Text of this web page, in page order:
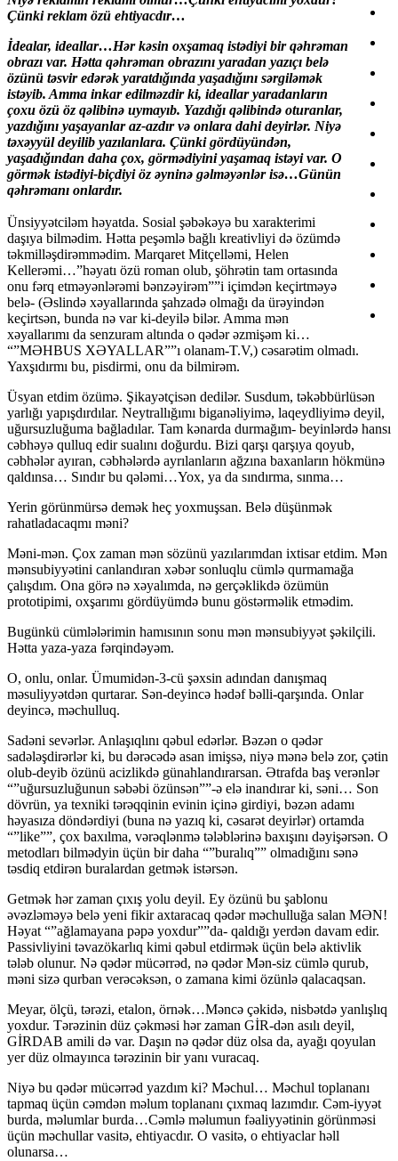
Çünki reklam özü ehtiyacdır…
İdealar, ideallar…Hər kəsin oxşamaq istədiyi bir qəhrəman
obrazı var. Hətta qəhrəman obrazını yaradan yazıçı belə
özünü təsvir edərək yaratdığında yaşadığını sərgiləmək
istəyib. Amma inkar edilməzdir ki, ideallar yaradanların
çoxu özü öz qəlibinə uymayıb. Yazdığı qəlibində oturanlar,
yazdığını yaşayanlar az-azdır və onlara dahi deyirlər. Niyə
təxəyyül deyilib yazılanlara. Çünki gördüyündən,
yaşadığından daha çox, görmədiyini yaşamaq istəyi var. O
görmək istədiyi-biçdiyi öz əyninə gəlməyənlər isə…Günün
qəhrəmanı onlardır.
Ünsiyyətciləm həyatda. Sosial şəbəkəyə bu xarakterimi
daşıya bilmədim. Hətta peşəmlə bağlı kreativliyi də özümdə
təkmilləşdirəmmədim. Marqaret Mitçelləmi, Helen
Kellerəmi…”həyatı özü roman olub, şöhrətin tam ortasında
onu fərq etməyənlərəmi bənzəyirəm””i içimdən keçirtməyə
belə- (Əslində xəyallarında şahzadə olmağı da ürəyindən
keçirtsən, bunda nə var ki-deyilə bilər. Amma mən
xəyallarımı da senzuram altında o qədər əzmişəm ki…
“”MƏHBUS XƏYALLAR””ı olanam-T.V,) cəsarətim olmadı.
Yaxşıdırmı bu, pisdirmi, onu da bilmirəm.
Üsyan etdim özümə. Şikayətçisən dedilər. Susdum, təkəbbürlüsən
yarlığı yapışdırdılar. Neytrallığımı biganəliyimə, laqeydliyimə deyil,
uğursuzluğuma bağladılar. Tam kənarda durmağım- beyinlərdə hansı
cəbhəyə qulluq edir sualını doğurdu. Bizi qarşı qarşıya qoyub,
cəbhələr ayıran, cəbhələrdə ayrılanların ağzına baxanların hökmünə
qaldınsa… Sındır bu qələmi…Yox, ya da sındırma, sınma…
Yerin görünmürsə demək heç yoxmuşsan. Belə düşünmək
rahatladacaqmı məni?
Məni-mən. Çox zaman mən sözünü yazılarımdan ixtisar etdim. Mən
mənsubiyyətini canlandıran xəbər sonluqlu cümlə qurmamağa
çalışdım. Ona görə nə xəyalımda, nə gerçəklikdə özümün
prototipimi, oxşarımı gördüyümdə bunu göstərməlik etmədim.
Bugünkü cümlələrimin hamısının sonu mən mənsubiyyət şəkilçili.
Hətta yaza-yaza fərqindəyəm.
O, onlu, onlar. Ümumidən-3-cü şəxsin adından danışmaq
məsuliyyətdən qurtarar. Sən-deyincə hədəf bəlli-qarşında. Onlar
deyincə, məchulluq.
Sadəni sevərlər. Anlaşıqlını qəbul edərlər. Bəzən o qədər
sadələşdirərlər ki, bu dərəcədə asan imişsə, niyə mənə belə zor, çətin
olub-deyib özünü acizlikdə günahlandırarsan. Ətrafda baş verənlər
“”uğursuzluğunun səbəbi özünsən””-ə elə inandırar ki, səni… Son
dövrün, ya texniki tərəqqinin evinin içinə girdiyi, bəzən adamı
həyasıza döndərdiyi (buna nə yazıq ki, cəsarət deyirlər) ortamda
“”like””, çox baxılma, vərəqlənmə tələblərinə baxışını dəyişərsən. O
metodları bilmədyin üçün bir daha “”buralıq”” olmadığını sənə
təsdiq etdirən buralardan getmək istərsən.
Getmək hər zaman çıxış yolu deyil. Ey özünü bu şablonu
əvəzləməyə belə yeni fikir axtaracaq qədər məchulluğa salan MƏN!
Həyat “”ağlamayana pəpə yoxdur””da- qaldığı yerdən davam edir.
Passivliyini təvazökarlıq kimi qəbul etdirmək üçün belə aktivlik
tələb olunur. Nə qədər mücərrəd, nə qədər Mən-siz cümlə qurub,
məni sizə qurban verəcəksən, o zamana kimi özünlə qalacaqsan.
Meyar, ölçü, tərəzi, etalon, örnək…Məncə çəkidə, nisbətdə yanlışlıq
yoxdur. Tərəzinin düz çəkməsi hər zaman GİR-dən asılı deyil,
GİRDAB amili də var. Daşın nə qədər düz olsa da, ayağı qoyulan
yer düz olmayınca tərəzinin bir yanı vuracaq.
Niyə bu qədər mücərrəd yazdım ki? Məchul… Məchul toplananı
tapmaq üçün cəmdən məlum toplananı çıxmaq lazımdır. Cəm-iyyət
burda, məlumlar burda…Cəmlə məlumun fəaliyyətinin görünməsi
üçün məchullar vasitə, ehtiyacdır. O vasitə, o ehtiyaclar həll
olunarsa…